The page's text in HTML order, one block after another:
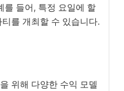
를 들어, 특정 요일에 할
를 개최할 수 있습니다.
위해 다양한 수익 모델